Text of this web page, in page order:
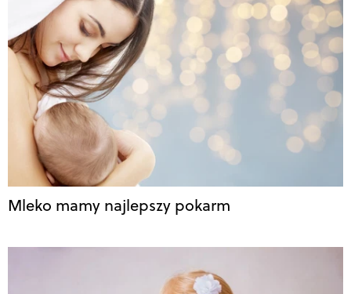
Mleko mamy najlepszy pokarm